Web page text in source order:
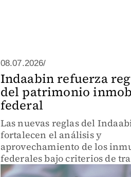
08.07.2026/
Indaabin refuerza
del patrimonio
federal
Las nuevas reglas del
fortalecen el análisis y
aprovechamiento de los
federales bajo criterios de
y certeza jurídica.